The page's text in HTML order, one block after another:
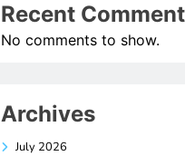
Recent
No comments to show.
Archives
July 2026